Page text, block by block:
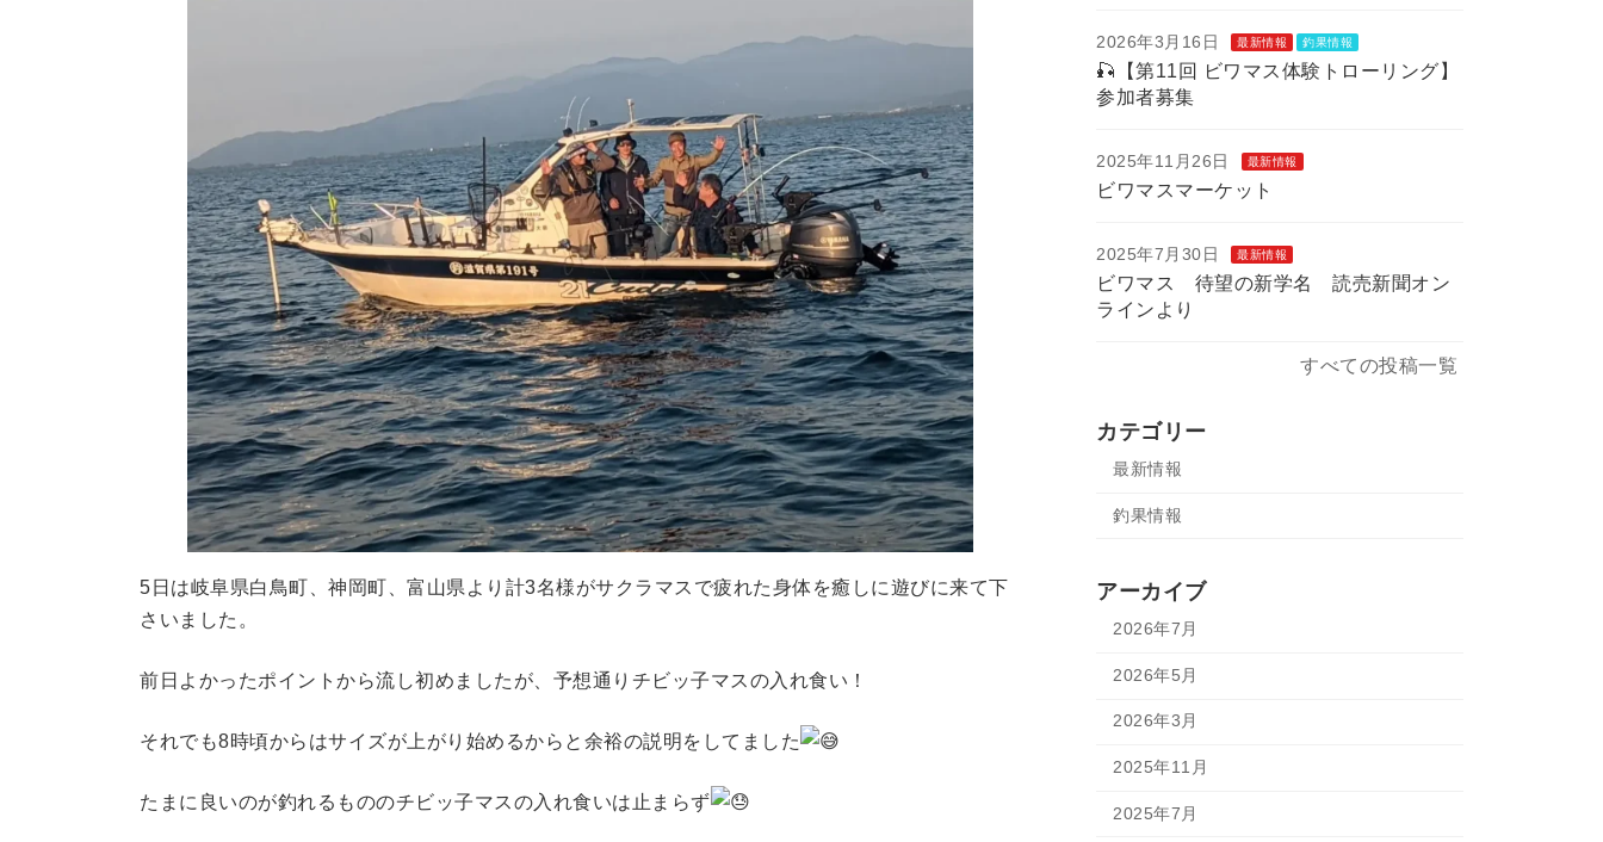
5日は岐阜県白鳥町、神岡町、富山県より計3名様がサクラマスで疲れた身体を癒しに遊びに来て下
さいました。
前日よかったポイントから流し初めましたが、予想通りチビッ子マスの入れ食い！
それでも8時頃からはサイズが上がり始めるからと余裕の説明をしてました
たまに良いのが釣れるもののチビッ子マスの入れ食いは止まらず
2026年3月16日 最新情報 釣果情報
🎣【第11回 ビワマス体験トローリング】
参加者募集
2025年11月26日 最新情報
ビワマスマーケット
2025年7月30日 最新情報
ビワマス 待望の新学名 読売新聞オン
ラインより
すべての投稿一覧
カテゴリー
最新情報
釣果情報
アーカイブ
2026年7月
2026年5月
2026年3月
2025年11月
2025年7月